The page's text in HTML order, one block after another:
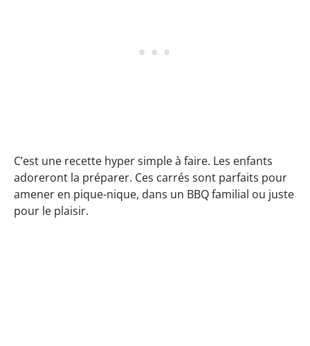
C’est une recette hyper simple à faire. Les enfants
adoreront la préparer. Ces carrés sont parfaits pour
amener en pique-nique, dans un BBQ familial ou juste
pour le plaisir.